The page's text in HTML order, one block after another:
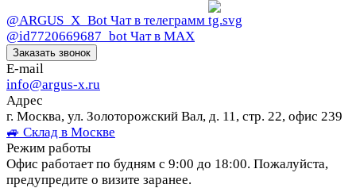
@ARGUS_X_Bot Чат в телеграмм
@id7720669687_bot Чат в МАХ
Заказать звонок
E-mail
info@argus-x.ru
Адрес
г. Москва, ул. Золоторожский Вал, д. 11, стр. 22, офис 239
🚙 Склад в Москве
Режим работы
Офис работает по будням с 9:00 до 18:00. Пожалуйста,
предупредите о визите заранее.